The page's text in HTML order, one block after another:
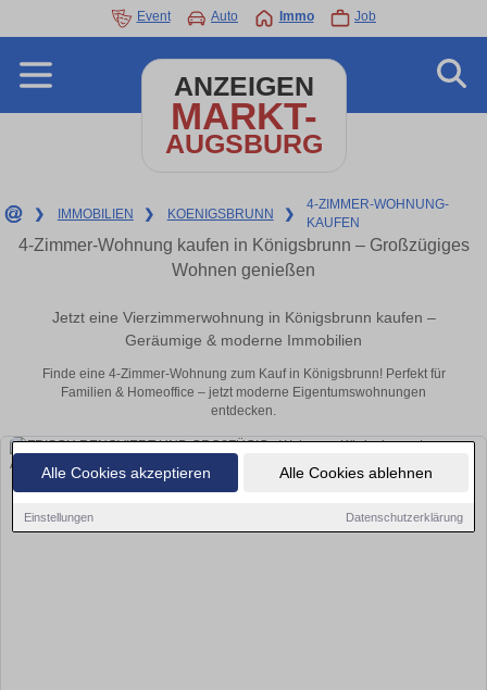
Alle Cookies akzeptieren Alle Cookies ablehnen
Einstellungen Datenschutzerklärung
Event Auto Immo Job
ANZEIGEN
MARKT-
AUGSBURG
❯ IMMOBILIEN ❯ KOENIGSBRUNN ❯
4-ZIMMER-WOHNUNG-
KAUFEN
4-Zimmer-Wohnung kaufen in Königsbrunn – Großzügiges
Wohnen genießen
Jetzt eine Vierzimmerwohnung in Königsbrunn kaufen –
Geräumige & moderne Immobilien
Finde eine 4-Zimmer-Wohnung zum Kauf in Königsbrunn! Perfekt für
Familien & Homeoffice – jetzt moderne Eigentumswohnungen
entdecken.